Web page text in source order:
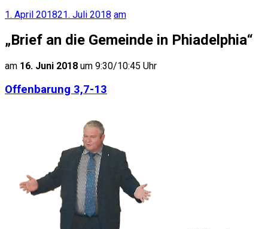
1. April 201821. Juli 2018 am
„Brief an die Gemeinde in Phiadelphia“
am 16. Juni 2018 um 9:30/10:45 Uhr
Offenbarung 3,7-13